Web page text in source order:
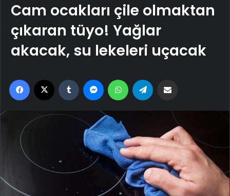
Cam ocakları çile olmaktan
çıkaran tüyo! Yağlar
akacak, su lekeleri uçacak
Facebook Tumblr MessengerWhatsApp